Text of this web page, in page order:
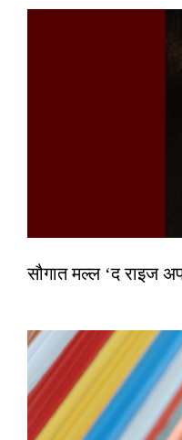
सौगात मल्ल ‘द राइज